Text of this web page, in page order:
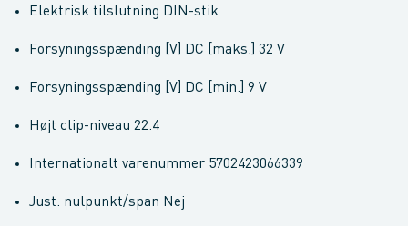
Elektrisk tilslutning DIN-stik
Forsyningsspænding [V] DC [maks.] 32 V
Forsyningsspænding [V] DC [min.] 9 V
Højt clip-niveau 22.4
Internationalt varenummer 5702423066339
Just. nulpunkt/span Nej